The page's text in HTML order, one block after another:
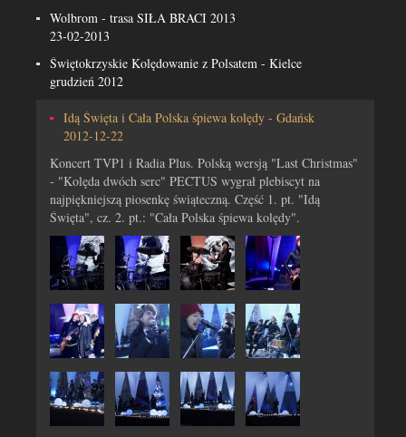
Wolbrom - trasa SIŁA BRACI 2013
23-02-2013
Świętokrzyskie Kolędowanie z Polsatem - Kielce
grudzień 2012
Idą Święta i Cała Polska śpiewa kolędy - Gdańsk
2012-12-22
Koncert TVP1 i Radia Plus. Polską wersją "Last Christmas"
- "Kolęda dwóch serc" PECTUS wygrał plebiscyt na
najpiękniejszą piosenkę świąteczną. Część 1. pt. "Idą
Święta", cz. 2. pt.: "Cała Polska śpiewa kolędy".